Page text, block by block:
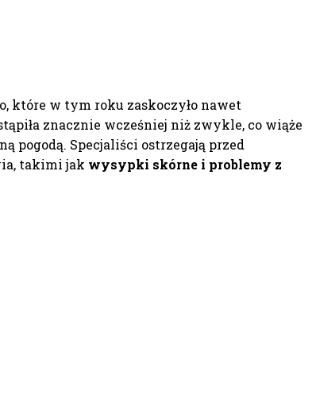
które w tym roku zaskoczyło nawet
znacznie wcześniej niż zwykle, co wiąże
pogodą. Specjaliści ostrzegają przed
takimi jak wysypki skórne i problemy z